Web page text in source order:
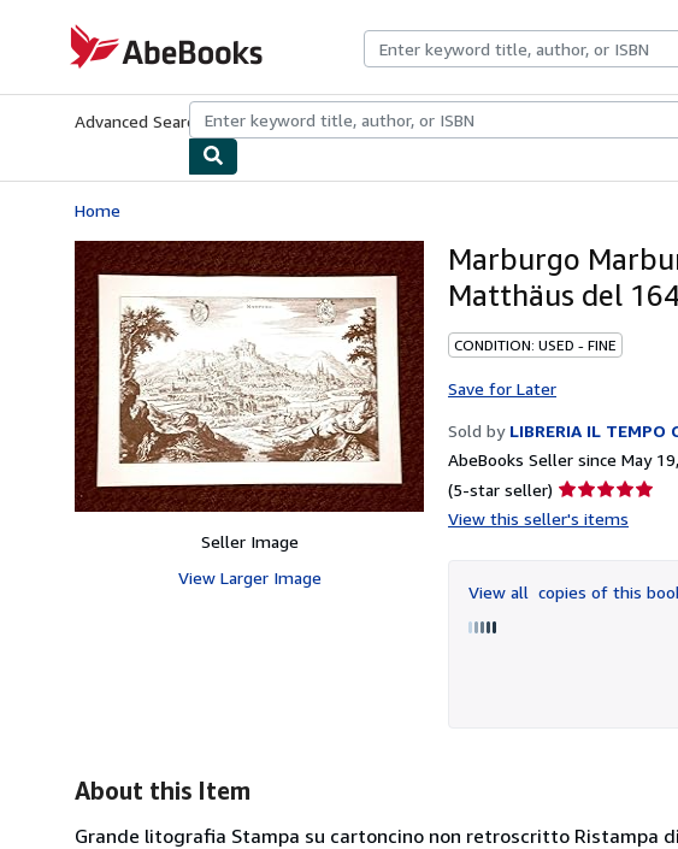
AbeBooks.com
Advanced Search Browse CollectionsRare BooksArt & Collectibles
Home
Seller Image
View Larger Image
Marburgo
Matthäus del
CONDITION: USED - FINE
Save for Later
Sold by LIBRERIA IL TEMPO
AbeBooks Seller since May
(5-star seller) Seller
rating
of
5
View this seller's items
View all copies of this
About this Item
Grande litografia Stampa su cartoncino non retroscritto Ristampa